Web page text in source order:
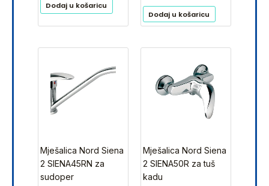
Dodaj u košaricu
Dodaj u košaricu
Mješalica Nord Siena
2 SIENA45RN za
sudoper
Mješalica Nord Siena
2 SIENA50R za tuš
kadu